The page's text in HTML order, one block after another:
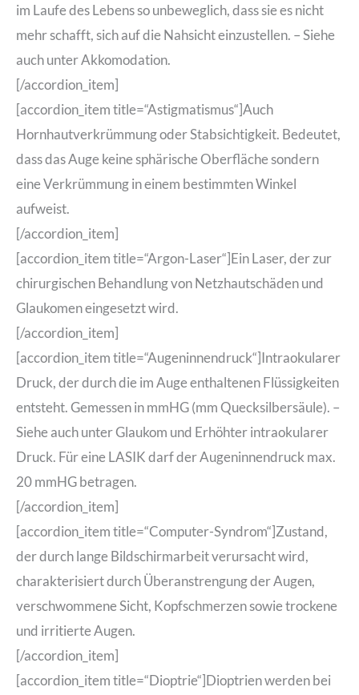
im Laufe des Lebens so unbeweglich, dass sie es nicht
mehr schafft, sich auf die Nahsicht einzustellen. – Siehe
auch unter Akkomodation.
[/accordion_item]
[accordion_item title=“Astigmatismus“]Auch
Hornhautverkrümmung oder Stabsichtigkeit. Bedeutet,
dass das Auge keine sphärische Oberfläche sondern
eine Verkrümmung in einem bestimmten Winkel
aufweist.
[/accordion_item]
[accordion_item title=“Argon-Laser“]Ein Laser, der zur
chirurgischen Behandlung von Netzhautschäden und
Glaukomen eingesetzt wird.
[/accordion_item]
[accordion_item title=“Augeninnendruck“]Intraokularer
Druck, der durch die im Auge enthaltenen Flüssigkeiten
entsteht. Gemessen in mmHG (mm Quecksilbersäule). –
Siehe auch unter Glaukom und Erhöhter intraokularer
Druck. Für eine LASIK darf der Augeninnendruck max.
20 mmHG betragen.
[/accordion_item]
[accordion_item title=“Computer-Syndrom“]Zustand,
der durch lange Bildschirmarbeit verursacht wird,
charakterisiert durch Überanstrengung der Augen,
verschwommene Sicht, Kopfschmerzen sowie trockene
und irritierte Augen.
[/accordion_item]
[accordion_item title=“Dioptrie“]Dioptrien werden bei